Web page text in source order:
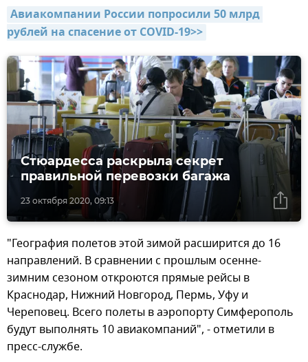
Авиакомпании России попросили 50 млрд
рублей на спасение от COVID-19>>
23 октября 2020, 09:13
Стюардесса раскрыла секрет
правильной перевозки багажа
"География полетов этой зимой расширится до 16
направлений. В сравнении с прошлым осенне-
зимним сезоном откроются прямые рейсы в
Краснодар, Нижний Новгород, Пермь, Уфу и
Череповец. Всего полеты в аэропорту Симферополь
будут выполнять 10 авиакомпаний", - отметили в
пресс-службе.